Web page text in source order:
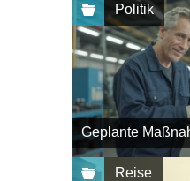
Politik
Geplante
Reise